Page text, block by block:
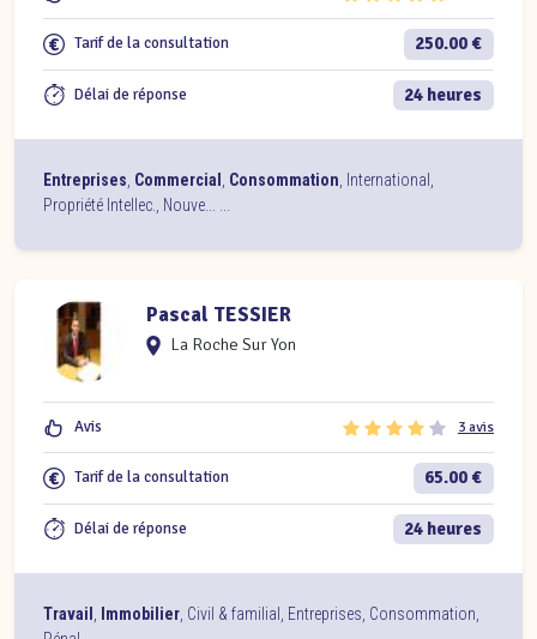
Tarif de la consultation 250.00 €
Délai de réponse 24 heures
Entreprises Commercial Consommation International
Propriété Intellec.
Nouve...
Pascal TESSIER
La Roche Sur Yon
Avis 3 avis
Tarif de la consultation 65.00 €
Délai de réponse 24 heures
Travail Immobilier Civil & familial Entreprises Consommation